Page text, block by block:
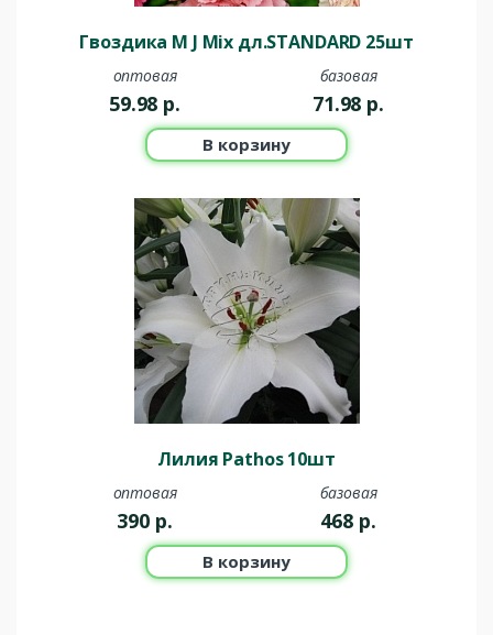
Гвоздика M J Mix дл.STANDARD 25шт
оптовая
59.98 р.
базовая
71.98 р.
В корзину
Лилия Pathos 10шт
оптовая
390 р.
базовая
468 р.
В корзину